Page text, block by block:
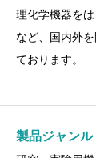
理化学機器を
など、国内外
ております。
製品ジャンル